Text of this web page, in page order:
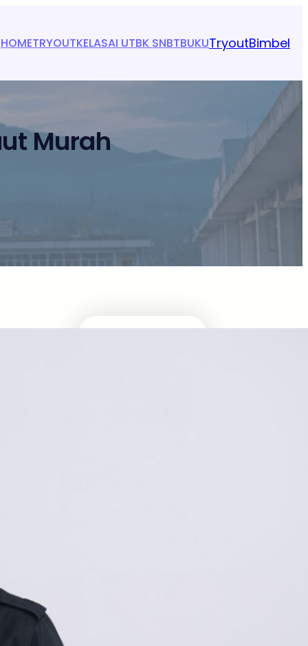
HOMETRYOUTKELASAI UTBK SNBTBUKUTryoutBimbel
Murah